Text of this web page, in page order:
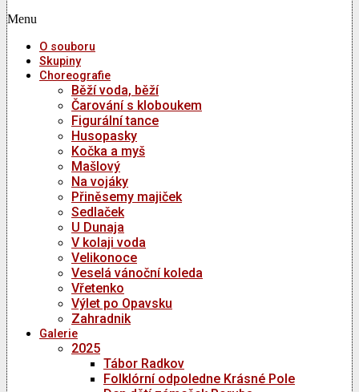
Menu
O souboru
Skupiny
Choreografie
Běží voda, běží
Čarování s kloboukem
Figurální tance
Husopasky
Kočka a myš
Mašlový
Na vojáky
Přiněsemy majiček
Sedlaček
U Dunaja
V kolaji voda
Velikonoce
Veselá vánoční koleda
Vřetenko
Výlet po Opavsku
Zahradnik
Galerie
2025
Tábor Radkov
Folklórní odpoledne Krásné Pole